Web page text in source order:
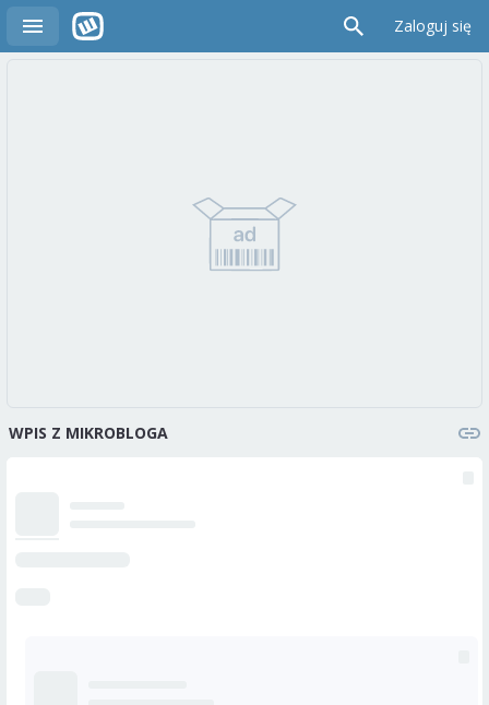
Zaloguj się
WPIS Z MIKROBLOGA